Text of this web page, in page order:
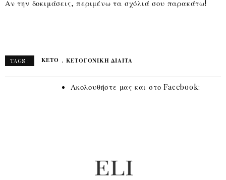
Αν την δοκιμάσεις, περιμένω τα σχόλιά σου παρακάτω!
TAGS : ΚΕΤΟ ΚΕΤΟΓΟΝΙΚΗ ΔΙΑΙΤΑ
Ακολουθήστε μας και στο Facebook: